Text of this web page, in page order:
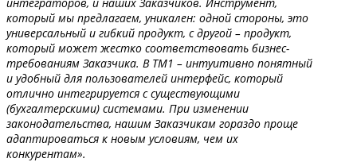
который мы предлагаем, уникален: одной стороны, это
универсальный и гибкий продукт, с другой – продукт,
который может жестко соответствовать бизнес-
требованиям Заказчика. В TM1 – интуитивно понятный
и удобный для пользователей интерфейс, который
отлично интегрируется с существующими
(бухгалтерскими) системами. При изменении
законодательства, нашим Заказчикам гораздо проще
адаптироваться к новым условиям, чем их
конкурентам».